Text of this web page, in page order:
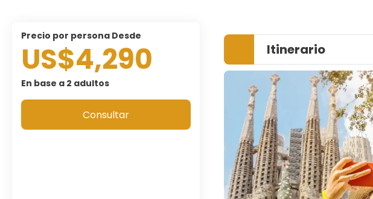
Itinerario
precio por persona Desde
US$4,290
En base a 2 adultos
Consultar